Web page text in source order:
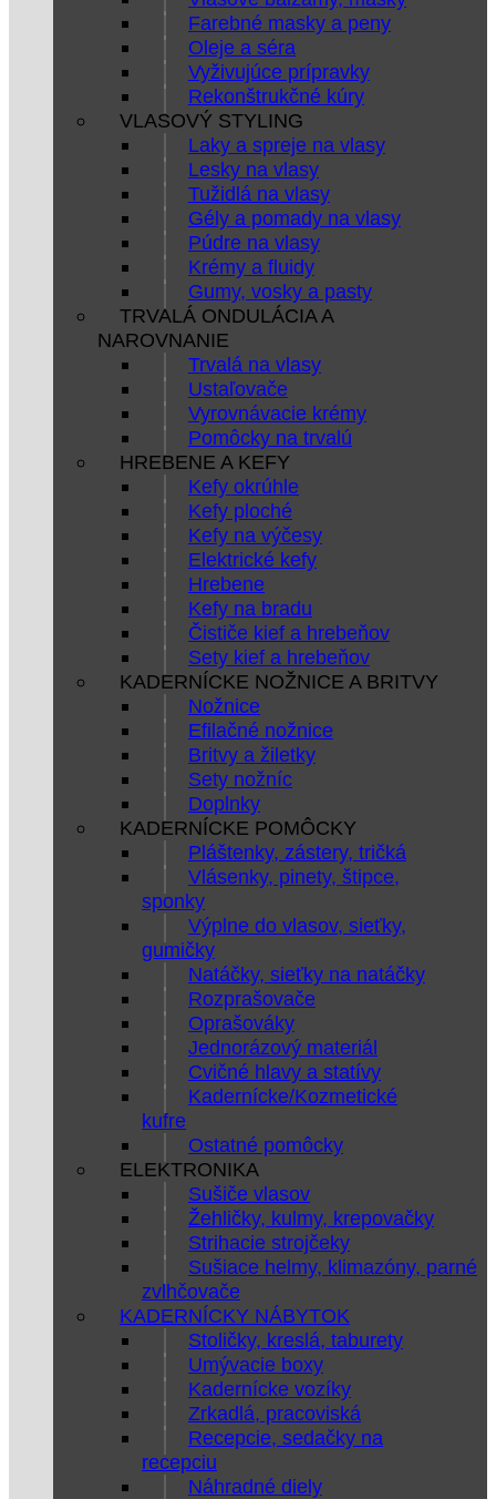
Farebné masky a peny
Oleje a séra
Vyživujúce prípravky
Rekonštrukčné kúry
VLASOVÝ STYLING
Laky a spreje na vlasy
Lesky na vlasy
Tužidlá na vlasy
Gély a pomady na vlasy
Púdre na vlasy
Krémy a fluidy
Gumy, vosky a pasty
TRVALÁ ONDULÁCIA A
NAROVNANIE
Trvalá na vlasy
Ustaľovače
Vyrovnávacie krémy
Pomôcky na trvalú
HREBENE A KEFY
Kefy okrúhle
Kefy ploché
Kefy na výčesy
Elektrické kefy
Hrebene
Kefy na bradu
Čističe kief a hrebeňov
Sety kief a hrebeňov
KADERNÍCKE NOŽNICE A BRITVY
Nožnice
Efilačné nožnice
Britvy a žiletky
Sety nožníc
Doplnky
KADERNÍCKE POMÔCKY
Pláštenky, zástery, tričká
Vlásenky, pinety, štipce,
sponky
Výplne do vlasov, sieťky,
gumičky
Natáčky, sieťky na natáčky
Rozprašovače
Oprašováky
Jednorázový materiál
Cvičné hlavy a statívy
Kadernícke/Kozmetické
kufre
Ostatné pomôcky
ELEKTRONIKA
Sušiče vlasov
Žehličky, kulmy, krepovačky
Strihacie strojčeky
Sušiace helmy, klimazóny, parné
zvlhčovače
KADERNÍCKY NÁBYTOK
Stoličky, kreslá, taburety
Umývacie boxy
Kadernícke vozíky
Zrkadlá, pracoviská
Recepcie, sedačky na
recepciu
Náhradné diely